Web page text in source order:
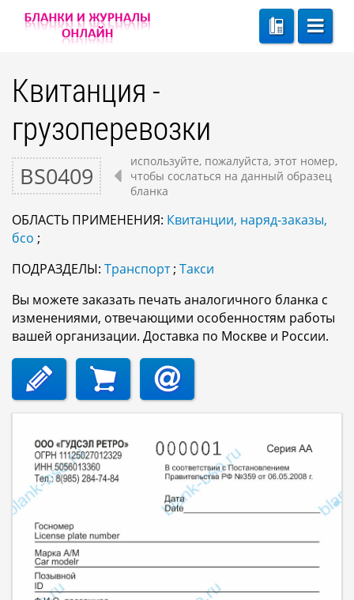
Квитанция -
грузоперевозки
BS0409
используйте, пожалуйста, этот номер,
чтобы сослаться на данный образец
бланка
ОБЛАСТЬ ПРИМЕНЕНИЯ: Квитанции, наряд-заказы,
бсо ;
ПОДРАЗДЕЛЫ: Транспорт; Такси
Вы можете заказать печать аналогичного бланка с
изменениями, отвечающими особенностям работы
вашей организации. Доставка по Москве и России.